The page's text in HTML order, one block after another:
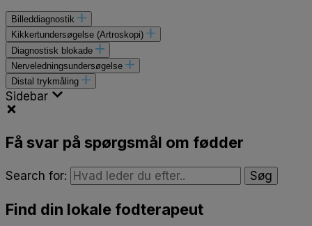
Billeddiagnostik
Kikkertundersøgelse (Artroskopi)
Diagnostisk blokade
Nerveledningsundersøgelse
Distal trykmåling
Sidebar
Få svar på spørgsmål om fødder
Search for:
Find din lokale fodterapeut